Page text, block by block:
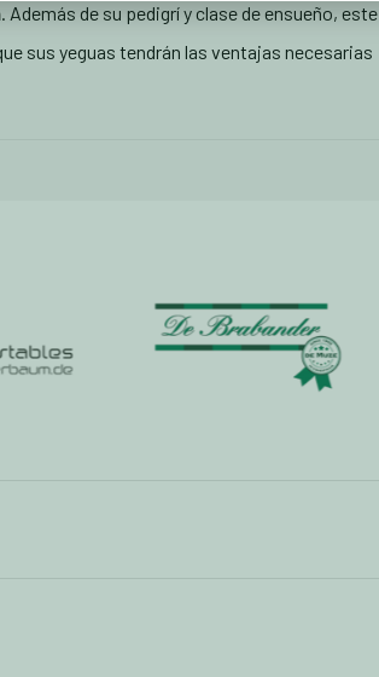
. Además de su pedigrí y clase de ensueño, este
sus yeguas tendrán las ventajas necesarias